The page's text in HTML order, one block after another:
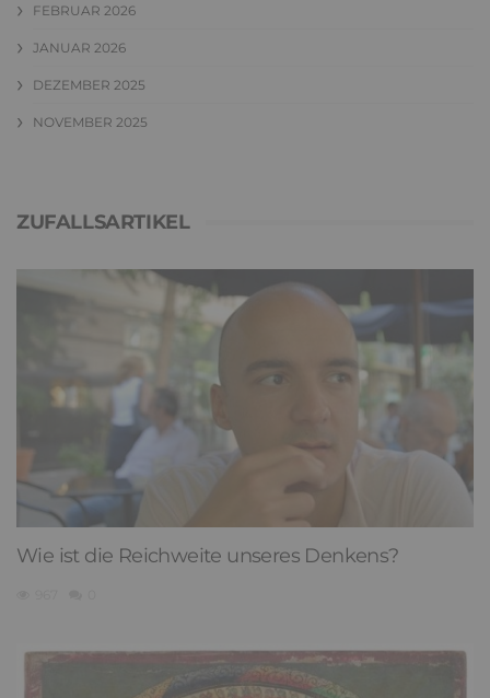
FEBRUAR 2026
JANUAR 2026
DEZEMBER 2025
NOVEMBER 2025
ZUFALLSARTIKEL
Wie ist die Reichweite unseres Denkens?